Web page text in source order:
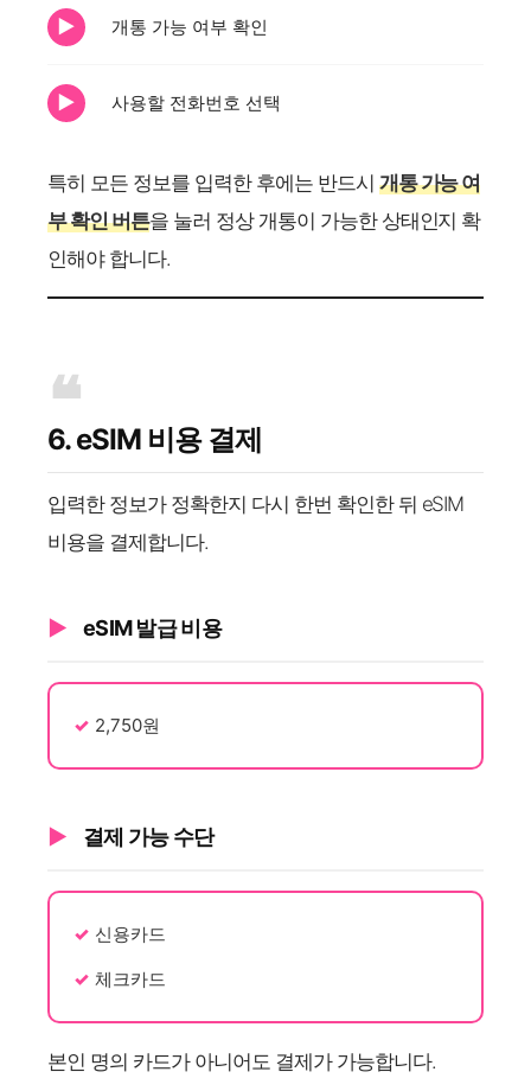
개통 가능 여부 확인
사용할 전화번호 선택
특히 모든 정보를 입력한 후에는 반드시 개통 가능 여
부 확인 버튼을 눌러 정상 개통이 가능한 상태인지 확
인해야 합니다.
6. eSIM 비용 결제
입력한 정보가 정확한지 다시 한번 확인한 뒤 eSIM
비용을 결제합니다.
eSIM 발급 비용
2,750원
결제 가능 수단
신용카드
체크카드
본인 명의 카드가 아니어도 결제가 가능합니다.